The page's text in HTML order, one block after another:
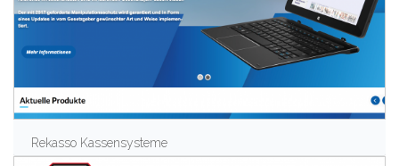
Rekasso Kassensysteme